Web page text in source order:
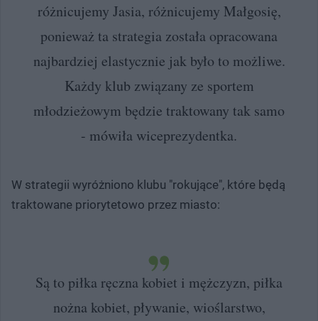
różnicujemy Jasia, różnicujemy Małgosię,
ponieważ ta strategia została opracowana
najbardziej elastycznie jak było to możliwe.
Każdy klub związany ze sportem
młodzieżowym będzie traktowany tak samo
- mówiła wiceprezydentka.
W strategii wyróżniono klubu "rokujące", które będą
traktowane priorytetowo przez miasto:
Są to piłka ręczna kobiet i mężczyzn, piłka
nożna kobiet, pływanie, wioślarstwo,